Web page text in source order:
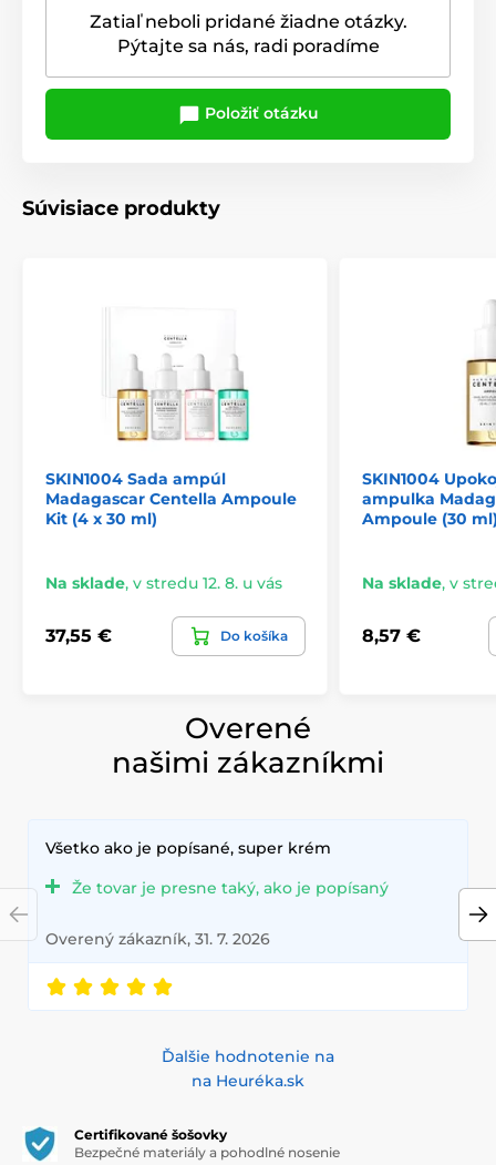
Zatiaľ neboli pridané žiadne otázky.
Pýtajte sa nás, radi poradíme
Položiť otázku
Súvisiace produkty
SKIN1004 Sada ampúl
Madagascar Centella Ampoule
Kit (4 x 30 ml)
Na sklade, v stredu 12. 8. u vás
37,55 € Do košíka
SKIN1004
ampulka
Ampoule (30
Na sklade, v
8,57 €
Overené
našimi zákazníkmi
Všetko ako je popísané, super krém
Že tovar je presne taký, ako je popísaný
Overený zákazník, 31. 7. 2026
Ďalšie hodnotenie na
na Heuréka.sk
Certifikované šošovky
Bezpečné materiály a pohodlné nosenie